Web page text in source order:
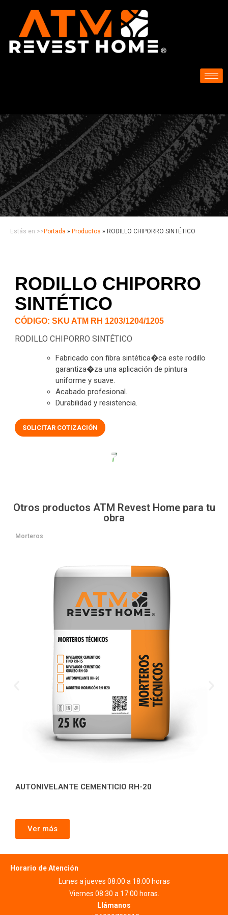
Estás en >> Portada » Productos » RODILLO CHIPORRO SINTÉTICO
RODILLO CHIPORRO
SINTÉTICO
CÓDIGO: SKU ATM RH 1203/1204/1205
RODILLO CHIPORRO SINTÉTICO
Fabricado con fibra sintética�ca este rodillo
garantiza�za una aplicación de pintura
uniforme y suave.
Acabado profesional.
Durabilidad y resistencia.
SOLICITAR COTIZACIÓN
Morteros
AUTONIVELANTE CEMENTICIO RH-20
Ver más
Otros productos ATM Revest Home para tu
obra
Horario de Atención
Lunes a jueves 08:00 a 18:00 horas
Viernes 08:30 a 17:00 horas.
Llámanos